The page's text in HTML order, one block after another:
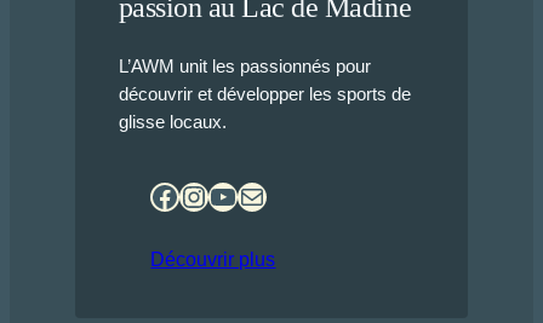
passion au Lac de Madine
L’AWM unit les passionnés pour
découvrir et développer les sports de
glisse locaux.
Facebook InstagramYouTube E-mail
Découvrir plus